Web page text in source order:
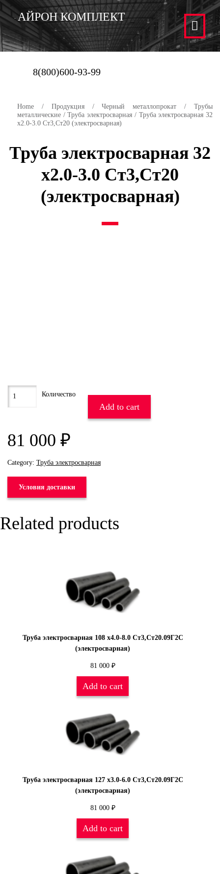
АЙРОН КОМПЛЕКТ
8(800)600-93-99
Home / Продукция/Черный металлопрокат /Трубы
металлические /Труба электросварная / Труба электросварная 32
х2.0-3.0 Ст3,Ст20 (электросварная)
Труба электросварная 32
х2.0-3.0 Ст3,Ст20
(электросварная)
81 000 ₽
Add to cart
Category: Труба электросварная
Условия доставки
Related products
Труба электросварная 108 х4.0-8.0 Ст3,Ст20.09Г2С
(электросварная)
81 000 ₽
Add to cart
Труба электросварная 127 х3.0-6.0 Ст3,Ст20.09Г2С
(электросварная)
81 000 ₽
Add to cart